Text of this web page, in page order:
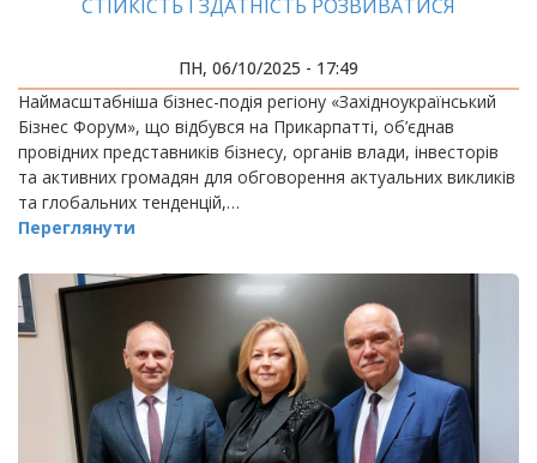
СТІЙКІСТЬ І ЗДАТНІСТЬ РОЗВИВАТИСЯ
ПН, 06/10/2025 - 17:49
Наймасштабніша бізнес-подія регіону «Західноукраїнський
Бізнес Форум», що відбувся на Прикарпатті, об’єднав
провідних представників бізнесу, органів влади, інвесторів
та активних громадян для обговорення актуальних викликів
та глобальних тенденцій,…
Переглянути